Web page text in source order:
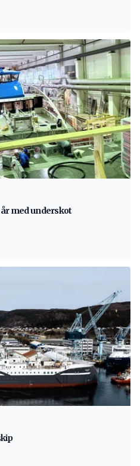
med underskot